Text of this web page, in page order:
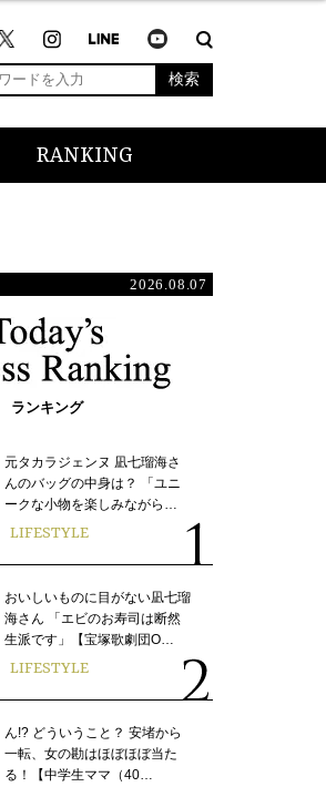
検索
RANKING
2026.08.07
ランキング
元タカラジェンヌ 凪七瑠海さ
んのバッグの中身は？ 「ユニ
ークな小物を楽しみながら…
LIFESTYLE
おいしいものに目がない凪七瑠
海さん 「エビのお寿司は断然
生派です」【宝塚歌劇団O…
LIFESTYLE
ん!? どういうこと？ 安堵から
一転、女の勘はほぼほぼ当た
る！【中学生ママ（40…